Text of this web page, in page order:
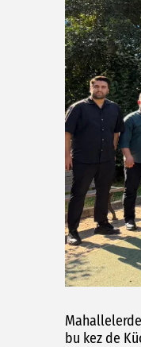
Mahallelerde
bu kez de